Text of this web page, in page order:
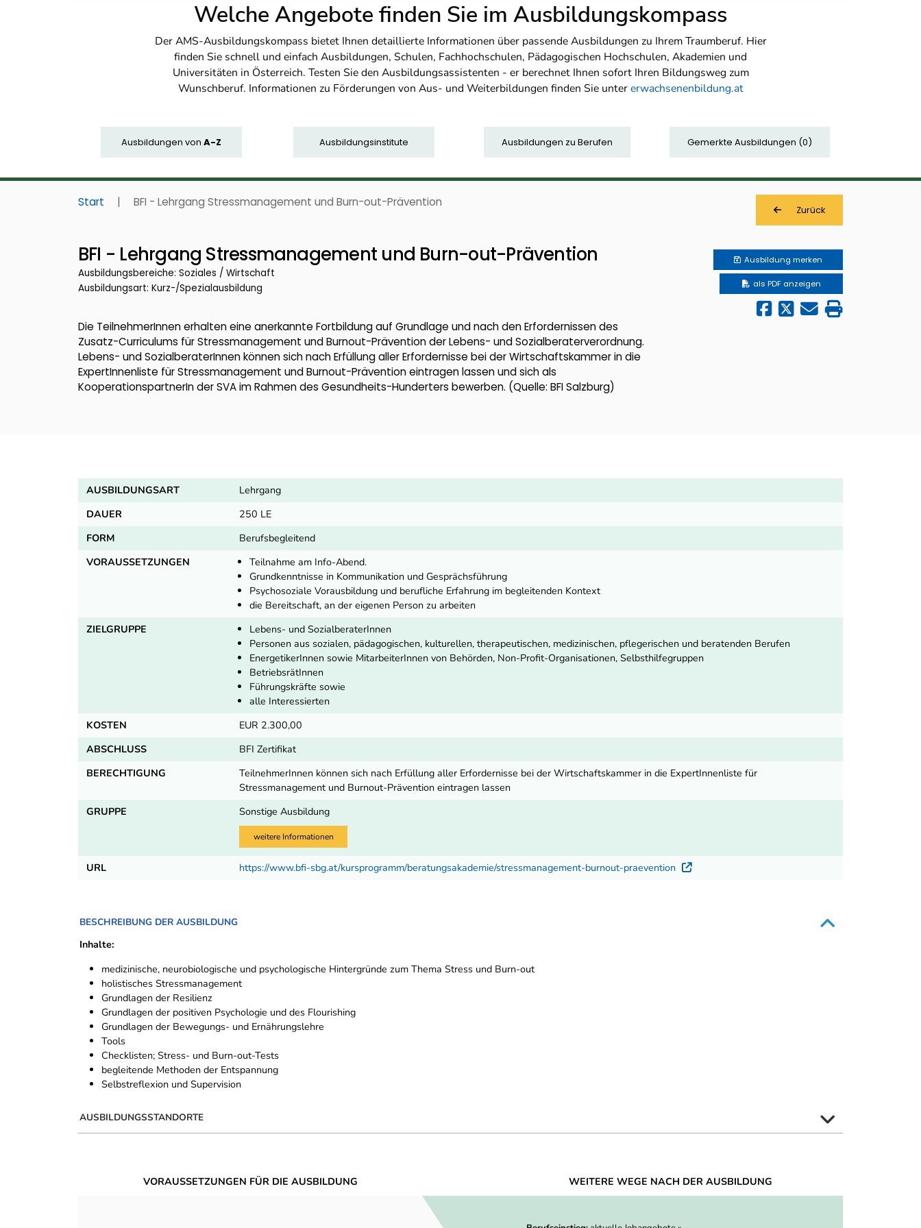
Welche Angebote finden Sie im Ausbildungskompass
Der AMS-Ausbildungskompass bietet Ihnen detaillierte Informationen über passende Ausbildungen zu Ihrem Traumberuf. Hier
finden Sie schnell und einfach Ausbildungen, Schulen, Fachhochschulen, Pädagogischen Hochschulen, Akademien und
Universitäten in Österreich. Testen Sie den Ausbildungsassistenten - er berechnet Ihnen sofort Ihren Bildungsweg zum
Wunschberuf. Informationen zu Förderungen von Aus- und Weiterbildungen finden Sie untererwachsenenbildung.at
Ausbildungen von A-Z Ausbildungsinstitute Ausbildungen zu Berufen Gemerkte Ausbildungen (0)
Start | BFI - Lehrgang Stressmanagement und Burn-out-Prävention
Zurück
BFI - Lehrgang Stressmanagement und Burn-out-Prävention
Ausbildungsbereiche: Soziales / Wirtschaft
Ausbildungsart: Kurz-/Spezialausbildung
Die TeilnehmerInnen erhalten eine anerkannte Fortbildung auf Grundlage und nach den Erfordernissen des
Zusatz-Curriculums für Stressmanagement und Burnout-Prävention der Lebens- und Sozialberaterverordnung.
Lebens- und SozialberaterInnen können sich nach Erfüllung aller Erfordernisse bei der Wirtschaftskammer in die
ExpertInnenliste für Stressmanagement und Burnout-Prävention eintragen lassen und sich als
KooperationspartnerIn der SVA im Rahmen des Gesundheits-Hunderters bewerben. (Quelle: BFI Salzburg)
Ausbildung merken
als PDF anzeigen
AUSBILDUNGSART
Lehrgang
DAUER
250 LE
FORM
Berufsbegleitend
VORAUSSETZUNGEN
Teilnahme am Info-Abend.
Grundkenntnisse in Kommunikation und Gesprächsführung
Psychosoziale Vorausbildung und berufliche Erfahrung im begleitenden Kontext
die Bereitschaft, an der eigenen Person zu arbeiten
ZIELGRUPPE
Lebens- und SozialberaterInnen
Personen aus sozialen, pädagogischen, kulturellen, therapeutischen, medizinischen, pflegerischen und beratenden Berufen
EnergetikerInnen sowie MitarbeiterInnen von Behörden, Non-Profit-Organisationen, Selbsthilfegruppen
BetriebsrätInnen
Führungskräfte sowie
alle Interessierten
KOSTEN
EUR 2.300,00
ABSCHLUSS
BFI Zertifikat
BERECHTIGUNG
TeilnehmerInnen können sich nach Erfüllung aller Erfordernisse bei der Wirtschaftskammer in die ExpertInnenliste für
Stressmanagement und Burnout-Prävention eintragen lassen
GRUPPE
Sonstige Ausbildung
weitere Informationen
URL https://www.bfi-sbg.at/kursprogramm/beratungsakademie/stressmanagement-burnout-praevention Externer Link
BESCHREIBUNG DER AUSBILDUNG
Inhalte:
medizinische, neurobiologische und psychologische Hintergründe zum Thema Stress und Burn-out
holistisches Stressmanagement
Grundlagen der Resilienz
Grundlagen der positiven Psychologie und des Flourishing
Grundlagen der Bewegungs- und Ernährungslehre
Tools
Checklisten; Stress- und Burn-out-Tests
begleitende Methoden der Entspannung
Selbstreflexion und Supervision
AUSBILDUNGSSTANDORTE
VORAUSSETZUNGEN FÜR DIE AUSBILDUNG WEITERE WEGE NACH DER AUSBILDUNG